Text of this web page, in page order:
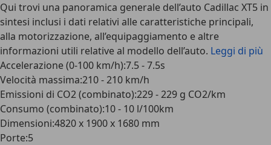
Qui trovi una panoramica generale dell’auto Cadillac XT5 in
sintesi inclusi i dati relativi alle caratteristiche principali,
alla motorizzazione, all’equipaggiamento e altre
informazioni utili relative al modello dell’auto. Leggi di più
Accelerazione (0-100 km/h):7.5 - 7.5s
Velocità massima:210 - 210 km/h
Emissioni di CO2 (combinato):229 - 229 g CO2/km
Consumo (combinato):10 - 10 l/100km
Dimensioni:4820 x 1900 x 1680 mm
Porte:5